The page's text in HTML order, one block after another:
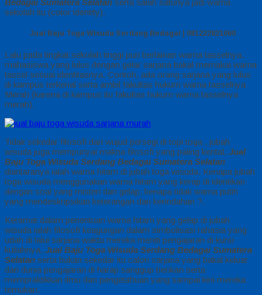
Bedagai Sumatera Selatan serta salah satunya jadi warna
sekolah itu (color identity).
Jual Baju Toga Wisuda Serdang Bedagai | 081222821060
Lalu pada tingkat sekolah tinggi pun berlainan warna tasselnya,
mahasiswa yang lulus dengan gelar sarjana bakal memakai warna
tassel sesuai identitasnya. Contoh, ada orang sarjana yang lulus
di kampus terkenal serta ambil fakultas hukum warna tasselnya
Merah (karena di kampus itu fakultas hukum warna tasselnya
merah).
Tidak sekedar filosofi dari wujud persegi di topi toga , jubah
wisuda juga mempunyai makna filosofi yang paling kental, Jual
Baju Toga Wisuda Serdang Bedagai Sumatera Selatan
diantaranya ialah warna hitam di jubah toga wisuda. Kenapa jubah
toga wisuda menggunakan warna hitam yang kerap di identikan
dengan soal yang misteri dan gelap, kenapa tidak warna putih
yang mendeskripsikan keterangan dan kerindahan ?.
Keramat dalam penentuan warna hitam yang gelap di jubah
wisuda ialah filosofi keagungan dalam simbolisasi rahasia yang
udah di lalui sarjana waktu mereka meniti pengajaran di kursi
kuliahnya, Jual Baju Toga Wisuda Serdang Bedagai Sumatera
Selatan serta bukan sekedar itu calon sarjana yang bakal keluar
dari dunia pengajaran di harap sanggup berikan serta
mempraktikkan ilmu dan pengetahuan yang sampai kini mereka
temukan.